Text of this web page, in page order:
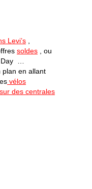
Levi’s
soldes , ou
Day …
plan en allant
vélos
des centrales